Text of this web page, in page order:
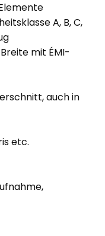
A, B, C,
mit ÉMI-
auch in
etc.